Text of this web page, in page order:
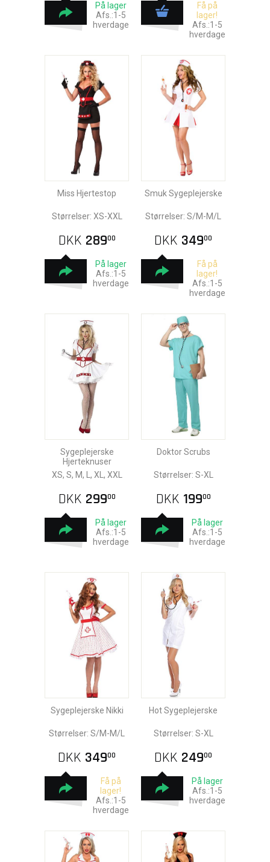
På lager
Afs.:1-5
hverdage
Få på
lager!
Afs.:1-5
hverdage
Miss Hjertestop
Størrelser: XS-XXL
DKK 28900
På lager
Afs.:1-5
hverdage
Smuk Sygeplejerske
Størrelser: S/M-M/L
DKK 34900
Få på
lager!
Afs.:1-5
hverdage
Sygeplejerske
Hjerteknuser
XS, S, M, L, XL, XXL
DKK 29900
På lager
Afs.:1-5
hverdage
Doktor Scrubs
Størrelser: S-XL
DKK 19900
På lager
Afs.:1-5
hverdage
Sygeplejerske Nikki
Størrelser: S/M-M/L
DKK 34900
Få på
lager!
Afs.:1-5
hverdage
Hot Sygeplejerske
Størrelser: S-XL
DKK 24900
På lager
Afs.:1-5
hverdage